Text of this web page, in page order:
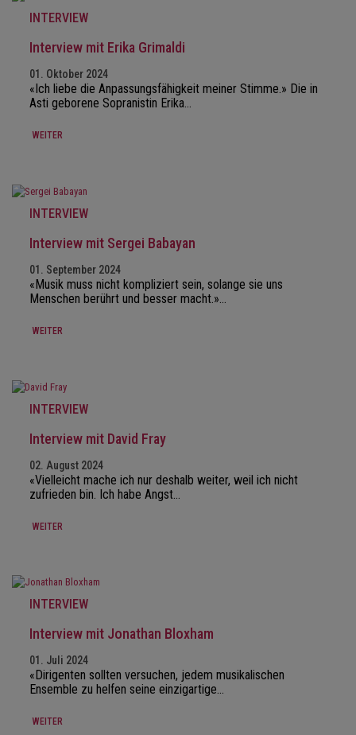
INTERVIEW
Interview mit Erika Grimaldi
01. Oktober 2024
«Ich liebe die Anpassungsfähigkeit meiner Stimme.» Die in
Asti geborene Sopranistin Erika…
WEITER
INTERVIEW
Interview mit Sergei Babayan
01. September 2024
«Musik muss nicht kompliziert sein, solange sie uns
Menschen berührt und besser macht.»…
WEITER
INTERVIEW
Interview mit David Fray
02. August 2024
«Vielleicht mache ich nur deshalb weiter, weil ich nicht
zufrieden bin. Ich habe Angst…
WEITER
INTERVIEW
Interview mit Jonathan Bloxham
01. Juli 2024
«Dirigenten sollten versuchen, jedem musikalischen
Ensemble zu helfen seine einzigartige…
WEITER